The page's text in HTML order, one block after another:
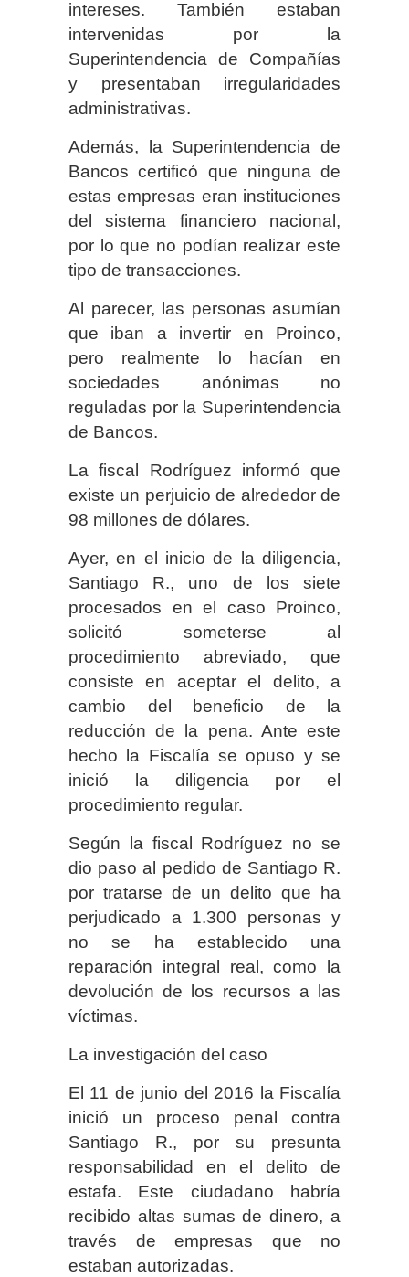
intereses. También estaban
intervenidas por la
Superintendencia de Compañías
y presentaban irregularidades
administrativas.
Además, la Superintendencia de
Bancos certificó que ninguna de
estas empresas eran instituciones
del sistema financiero nacional,
por lo que no podían realizar este
tipo de transacciones.
Al parecer, las personas asumían
que iban a invertir en Proinco,
pero realmente lo hacían en
sociedades anónimas no
reguladas por la Superintendencia
de Bancos.
La fiscal Rodríguez informó que
existe un perjuicio de alrededor de
98 millones de dólares.
Ayer, en el inicio de la diligencia,
Santiago R., uno de los siete
procesados en el caso Proinco,
solicitó someterse al
procedimiento abreviado, que
consiste en aceptar el delito, a
cambio del beneficio de la
reducción de la pena. Ante este
hecho la Fiscalía se opuso y se
inició la diligencia por el
procedimiento regular.
Según la fiscal Rodríguez no se
dio paso al pedido de Santiago R.
por tratarse de un delito que ha
perjudicado a 1.300 personas y
no se ha establecido una
reparación integral real, como la
devolución de los recursos a las
víctimas.
La investigación del caso
El 11 de junio del 2016 la Fiscalía
inició un proceso penal contra
Santiago R., por su presunta
responsabilidad en el delito de
estafa. Este ciudadano habría
recibido altas sumas de dinero, a
través de empresas que no
estaban autorizadas.